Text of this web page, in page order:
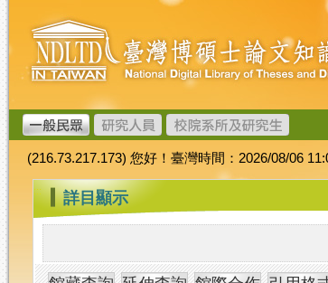
跳
到
主
要
內
容
臺
灣
博
碩
士
論
文
加
值
系
統
(216.73.217.173) 您好！臺灣時間：2026/08/06
::: 詳目顯示